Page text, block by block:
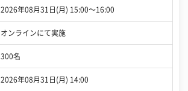
2026年08月31日(月) 15:00〜16:00
オンラインにて実施
300名
2026年08月31日(月) 14:00